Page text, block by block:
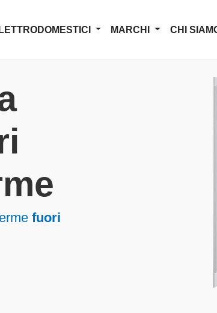
MARCHI CHI
fuori